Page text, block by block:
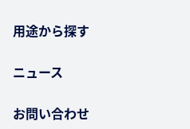
用途から探す
ニュース
お問い合わせ